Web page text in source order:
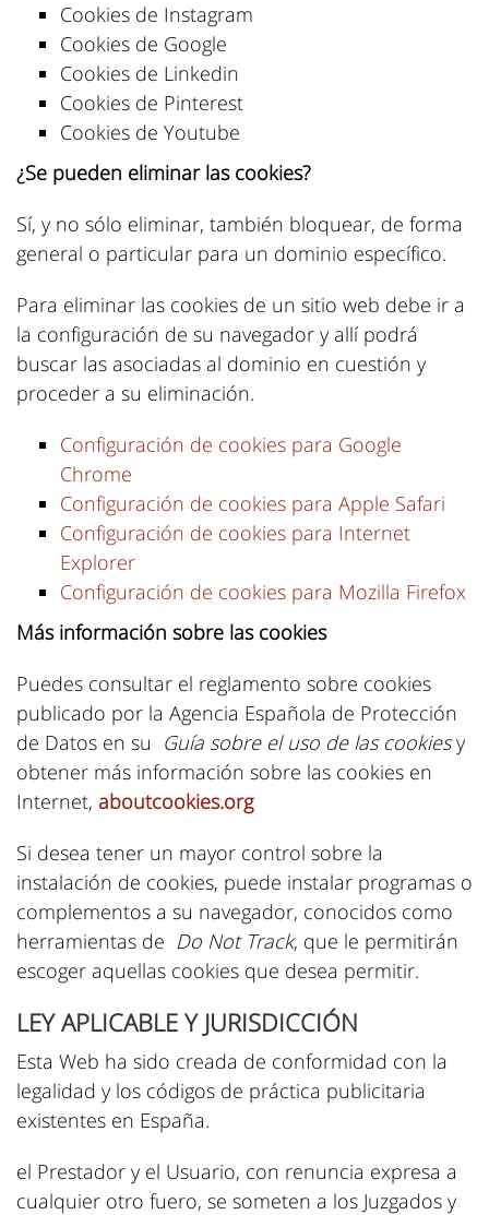
Cookies de Instagram
Cookies de Google
Cookies de Linkedin
Cookies de Pinterest
Cookies de Youtube
¿Se pueden eliminar las cookies?
Sí, y no sólo eliminar, también bloquear, de forma
general o particular para un dominio específico.
Para eliminar las cookies de un sitio web debe ir a
la configuración de su navegador y allí podrá
buscar las asociadas al dominio en cuestión y
proceder a su eliminación.
Configuración de cookies para Google
Chrome
Configuración de cookies para Apple Safari
Configuración de cookies para Internet
Explorer
Configuración de cookies para Mozilla Firefox
Más información sobre las cookies
Puedes consultar el reglamento sobre cookies
publicado por la Agencia Española de Protección
de Datos en su Guía sobre el uso de las cookiesy
obtener más información sobre las cookies en
Internet, aboutcookies.org
Si desea tener un mayor control sobre la
instalación de cookies, puede instalar programas o
complementos a su navegador, conocidos como
herramientas de Do Not Track, que le permitirán
escoger aquellas cookies que desea permitir.
LEY APLICABLE Y JURISDICCIÓN
Esta Web ha sido creada de conformidad con la
legalidad y los códigos de práctica publicitaria
existentes en España.
el Prestador y el Usuario, con renuncia expresa a
cualquier otro fuero, se someten a los Juzgados y